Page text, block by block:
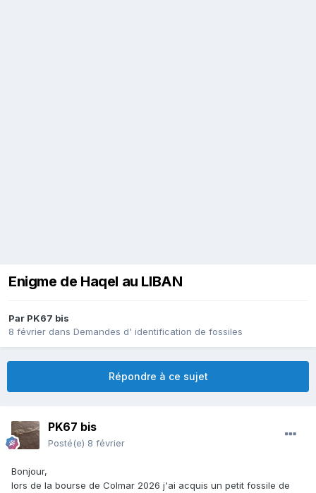
Enigme de Haqel au LIBAN
Par PK67 bis
8 février dans Demandes d' identification de fossiles
Répondre à ce sujet
PK67 bis
Posté(e) 8 février
Bonjour,
lors de la bourse de Colmar 2026 j'ai acquis un petit fossile de